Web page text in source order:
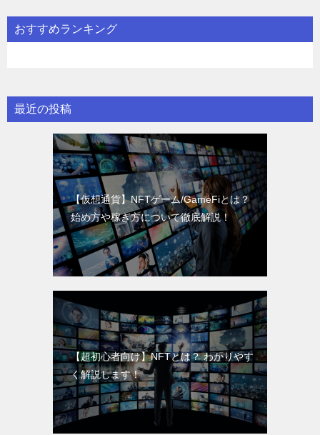
おすすめランキング
最近の投稿
【仮想通貨】NFTゲーム/GameFiとは？
始め方や稼ぎ方について徹底解説！
【超初心者向け】NFTとは？ わかりやす
く解説します！